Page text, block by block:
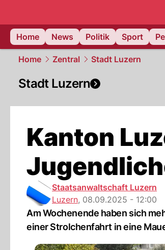
Home
News Politik Sport
Home Zentral Stadt Luzern
Stadt Luzern
Kanton
Staatsanwaltschaft Luzern
Luzern, 08.09.2025 - 12:00
Am Wochenende haben sich
einer Strolchenfahrt in eine